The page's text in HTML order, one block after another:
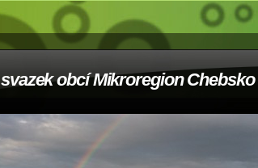
obcí Mikroregion Chebsko